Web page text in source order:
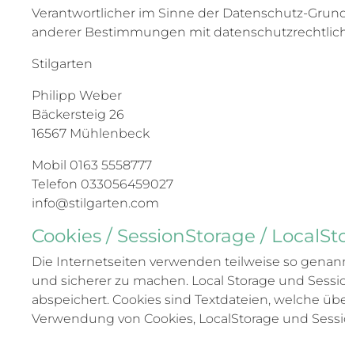
Verantwortlicher im Sinne der Datenschutz-
anderer Bestimmungen mit
Stilgarten
Philipp Weber
Bäckersteig 26
16567 Mühlenbeck
Mobil 0163 5558777
Telefon 033056459027
info@stilgarten.com
Cookies / SessionStorage /
Die Internetseiten verwenden teilweise so
und sicherer zu machen. Local Storage und
abspeichert. Cookies sind Textdateien, welche
Verwendung von Cookies, LocalStorage und